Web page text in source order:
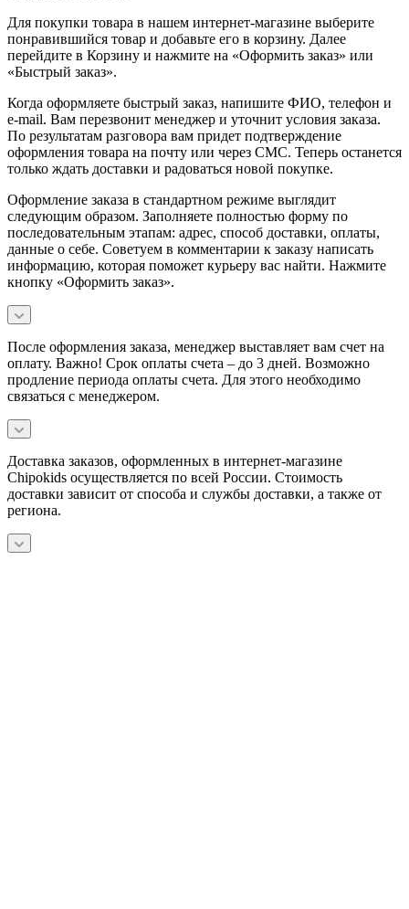
Для покупки товара в нашем интернет-магазине выберите
понравившийся товар и добавьте его в корзину. Далее
перейдите в Корзину и нажмите на «Оформить заказ» или
«Быстрый заказ».
Когда оформляете быстрый заказ, напишите ФИО, телефон и
e-mail. Вам перезвонит менеджер и уточнит условия заказа.
По результатам разговора вам придет подтверждение
оформления товара на почту или через СМС. Теперь останется
только ждать доставки и радоваться новой покупке.
Оформление заказа в стандартном режиме выглядит
следующим образом. Заполняете полностью форму по
последовательным этапам: адрес, способ доставки, оплаты,
данные о себе. Советуем в комментарии к заказу написать
информацию, которая поможет курьеру вас найти. Нажмите
кнопку «Оформить заказ».
После оформления заказа, менеджер выставляет вам счет на
оплату. Важно! Срок оплаты счета – до 3 дней. Возможно
продление периода оплаты счета. Для этого необходимо
связаться с менеджером.
Доставка заказов, оформленных в интернет-магазине
Chipokids осуществляется по всей России. Стоимость
доставки зависит от способа и службы доставки, а также от
региона.